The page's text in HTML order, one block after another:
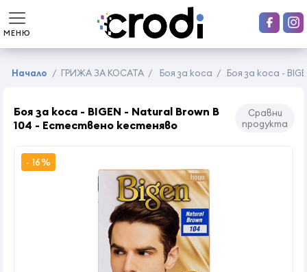
МЕНЮ
Начало / ГРИЖА ЗА КОСАТА / Боя за коса / Боя за коса -
Боя за коса - BIGEN - Natural Brown B
104 - Естествено кестеняво
Сравни
продукта
- 16%